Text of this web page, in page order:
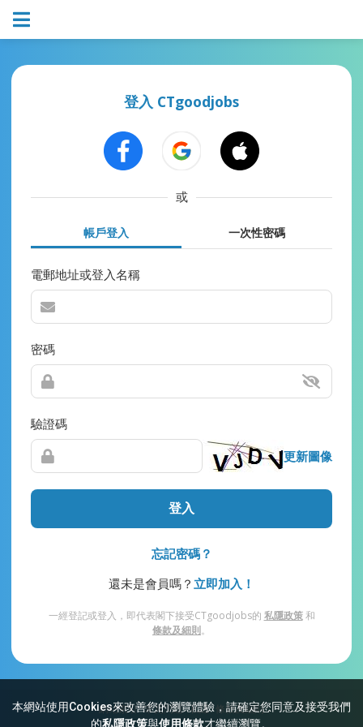
本網站使用Cookies來改善您的瀏覽體驗，請確定您同意及接受我們
的私隱政策與使用條款才繼續瀏覽。
登入 CTgoodjobs
或
帳戶登入 一次性密碼
電郵地址或登入名稱
密碼
驗證碼
更新圖像
登入
忘記密碼？
還未是會員嗎？ 立即加入！
一經登記或登入，即代表閣下接受CTgoodjobs的 私隱政策和
條款及細則。
網站索引 常見問題 私隱 條款及細則